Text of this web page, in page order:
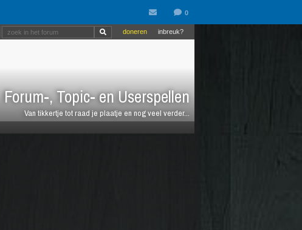
Forum-, Topic- en Userspellen
Van tikkertje tot raad je plaatje en nog veel verder...
inbreuk?
doneren